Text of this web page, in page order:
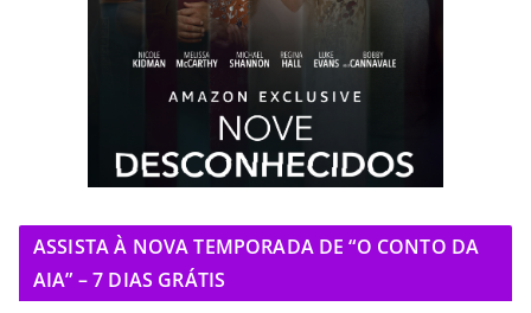
ASSISTA À NOVA TEMPORADA DE “O CONTO DA
AIA” – 7 DIAS GRÁTIS